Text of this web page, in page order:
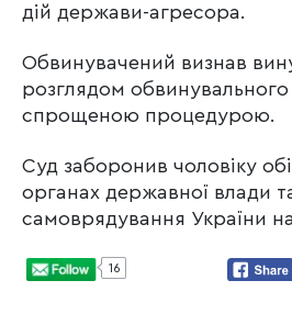
дій держави-агресора.
Обвинувачений визнав
розглядом обвинувального
спрощеною процедурою.
Суд заборонив чоловіку
органах державної влади
самоврядування України на
16